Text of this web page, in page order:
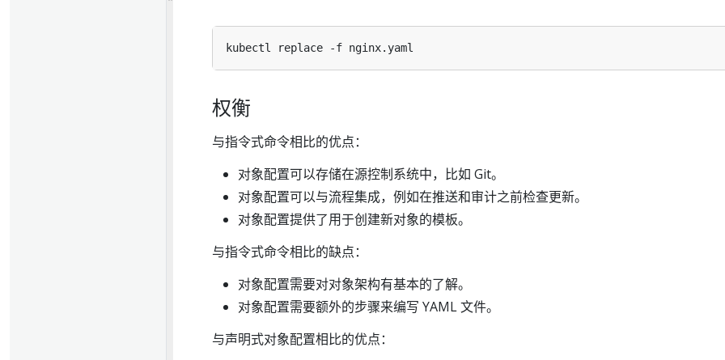
权衡
与指令式命令相比的优点：
对象配置可以存储在源控制系统中，比如 Git。
对象配置可以与流程集成，例如在推送和审计之前检查更新。
对象配置提供了用于创建新对象的模板。
与指令式命令相比的缺点：
对象配置需要对对象架构有基本的了解。
对象配置需要额外的步骤来编写 YAML 文件。
与声明式对象配置相比的优点：